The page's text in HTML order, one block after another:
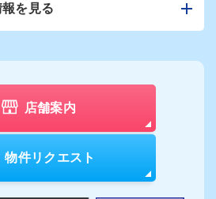
を見る
店舗案内
物件リクエスト